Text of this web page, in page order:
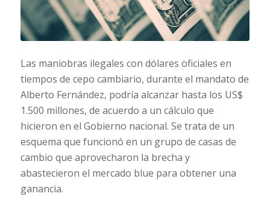
Las maniobras ilegales con dólares oficiales en
tiempos de cepo cambiario, durante el mandato de
Alberto Fernández, podría alcanzar hasta los US$
1.500 millones, de acuerdo a un cálculo que
hicieron en el Gobierno nacional. Se trata de un
esquema que funcionó en un grupo de casas de
cambio que aprovecharon la brecha y
abastecieron el mercado blue para obtener una
ganancia.